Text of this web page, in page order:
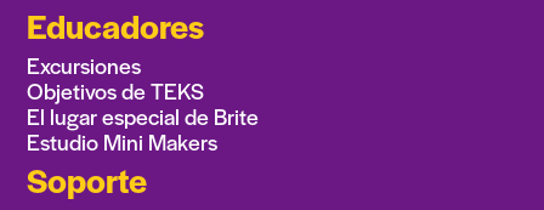
Educadores
Excursiones
Objetivos de TEKS
El lugar especial de Brite
Estudio Mini Makers
Soporte